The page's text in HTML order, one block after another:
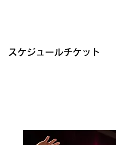
スケジュールチケット